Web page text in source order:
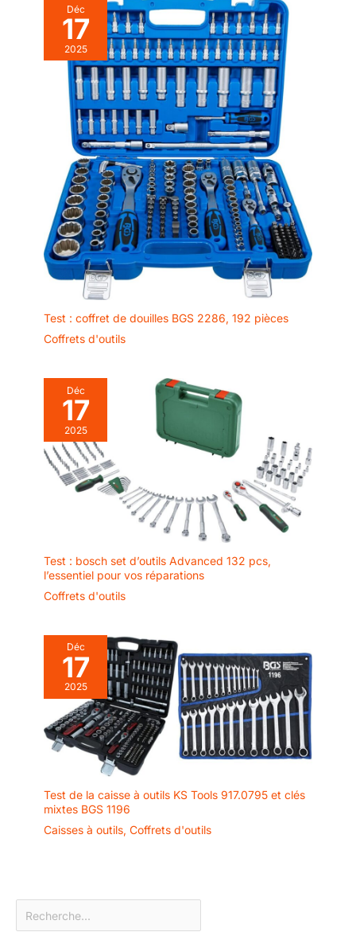
Déc
17
2025
Test : coffret de douilles BGS 2286, 192 pièces
Coffrets d'outils
Déc
17
2025
Test : bosch set d’outils Advanced 132 pcs,
l’essentiel pour vos réparations
Coffrets d'outils
Déc
17
2025
Test de la caisse à outils KS Tools 917.0795 et clés
mixtes BGS 1196
Caisses à outils, Coffrets d'outils